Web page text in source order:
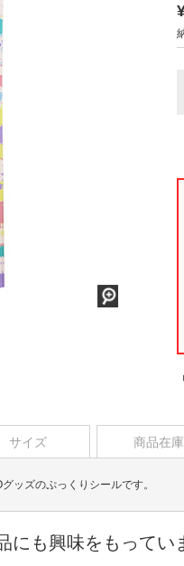
サイズ 商品在庫
ッズのぷっくりシールです。
も興味をもってい